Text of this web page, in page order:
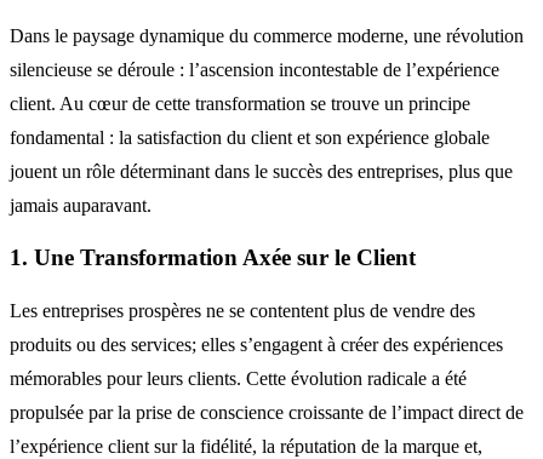
Dans le paysage dynamique du commerce moderne, une révolution
silencieuse se déroule : l’ascension incontestable de l’expérience
client. Au cœur de cette transformation se trouve un principe
fondamental : la satisfaction du client et son expérience globale
jouent un rôle déterminant dans le succès des entreprises, plus que
jamais auparavant.
1. Une Transformation Axée sur le Client
Les entreprises prospères ne se contentent plus de vendre des
produits ou des services; elles s’engagent à créer des expériences
mémorables pour leurs clients. Cette évolution radicale a été
propulsée par la prise de conscience croissante de l’impact direct de
l’expérience client sur la fidélité, la réputation de la marque et,